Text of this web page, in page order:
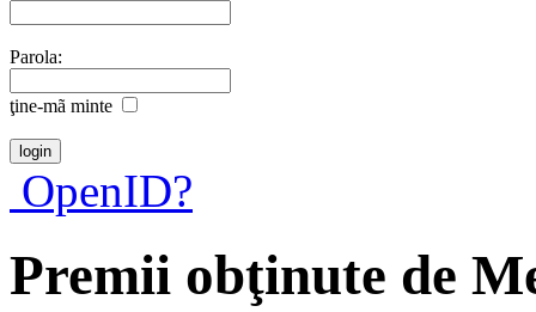
Parola:
ţine-mã minte
OpenID?
Premii obţinute de